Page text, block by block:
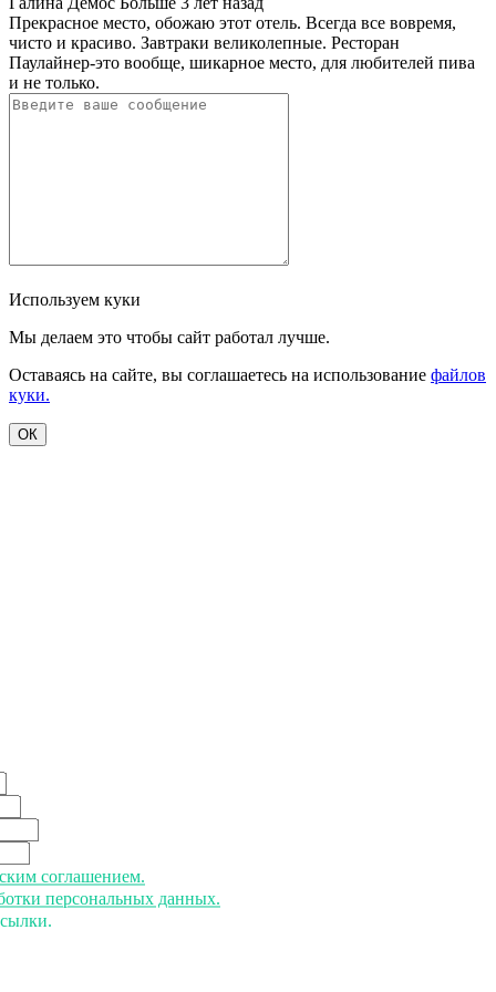
Прекрасное место, обожаю этот отель. Всегда все вовремя,
чисто и красиво. Завтраки великолепные. Ресторан
Паулайнер-это вообще, шикарное место, для любителей пива
и не только.
Используем куки
Мы делаем это чтобы сайт работал лучше.
Оставаясь на сайте, вы соглашаетесь на использование файлов
куки.
ОК
соглашением.
персональных данных.